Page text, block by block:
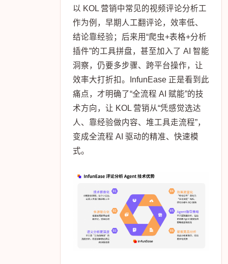
以 KOL 营销中常见的视频评论分析工
作为例，早期人工翻评论，效率低、
结论靠经验；后来用“爬虫+表格+分析
插件”的工具拼盘，甚至加入了 AI 智能
洞察，仍要多步骤、跨平台操作，让
效率大打折扣。InfunEase 正是看到此
痛点，才明确了“全流程 AI 赋能”的技
术方向，让 KOL 营销从“凭感觉选达
人、靠经验做内容、堆工具走流程”，
变成全流程 AI 驱动的精准、快速模
式。